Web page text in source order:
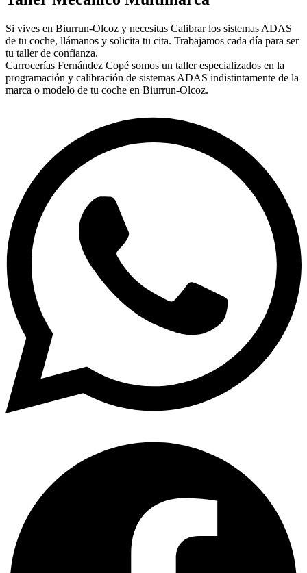
Si vives en Biurrun-Olcoz y necesitas Calibrar los sistemas ADAS
de tu coche, llámanos y solicita tu cita. Trabajamos cada día para ser
tu taller de confianza.
Carrocerías Fernández Copé somos un taller especializados en la
programación y calibración de sistemas ADAS indistintamente de la
marca o modelo de tu coche en Biurrun-Olcoz.